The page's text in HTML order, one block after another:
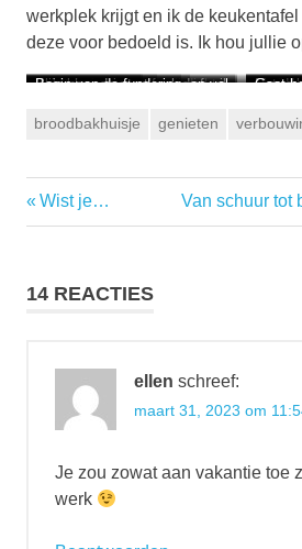
werkplek krijgt en ik de
deze voor bedoeld is. Ik hou jullie
Muur zolder muisvrij dicht,
Planken in de keuken Toch
Troep in schuur Begint
Eerste aanhanger met grofvuil
Kelder nog erger afgeladen vol Maar
Blije bloempjes Het
Puin naar de stort Grond
Begin van de fundering Gaat
broodbakhuisje genieten
Berichtnavigatie
Vorige
bericht:
Wist je…
Volgende
bericht:
Van schuur tot
14 REACTIES
ellen schreef:
maart 31, 2023 om
Je zou zowat aan vakantie toe
werk